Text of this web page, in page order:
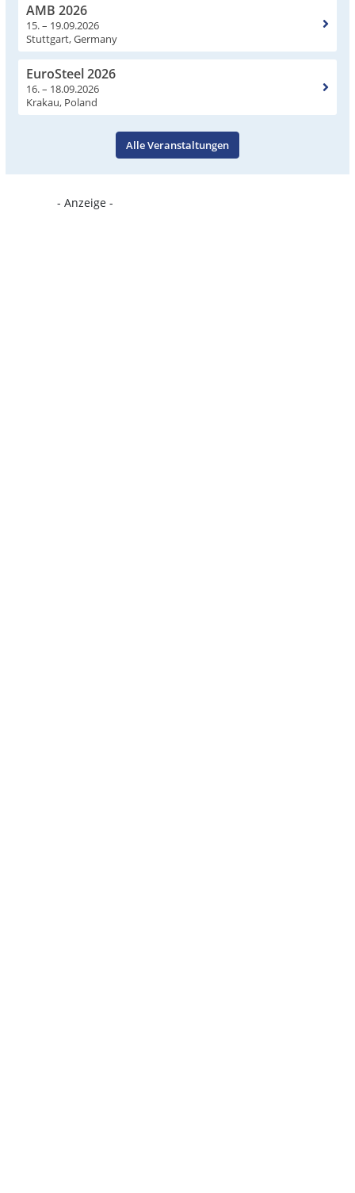
AMB 2026
15. – 19.09.2026
Stuttgart, Germany
EuroSteel 2026
16. – 18.09.2026
Krakau, Poland
Alle Veranstaltungen
- Anzeige -